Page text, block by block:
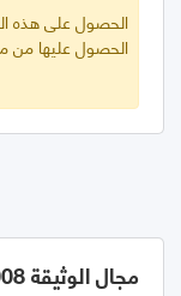
الحصول على هذه
الحصول عليها من
مجال الوثيقة GSO ISO 4285:2008